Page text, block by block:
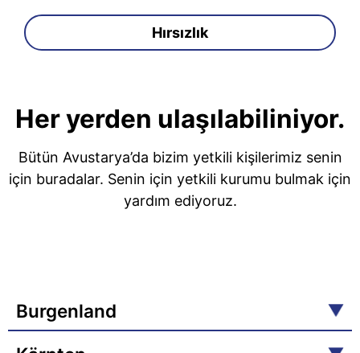
Hırsızlık
Her yerden ulaşılabiliniyor.
Bütün Avustarya’da bizim yetkili kişilerimiz senin
için buradalar. Senin için yetkili kurumu bulmak için
yardım ediyoruz.
Burgenland